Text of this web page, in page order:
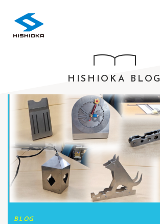
HISHIOKA BLOG
BLOG